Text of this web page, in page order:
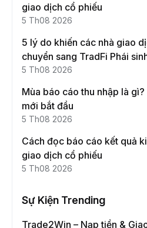
giao dịch cổ phiếu
5 Th08 2026
5 lý do khiến các nhà giao
chuyển sang TradFi Phái
5 Th08 2026
Mùa báo cáo thu nhập là
mới bắt đầu
5 Th08 2026
Cách đọc báo cáo kết quả
giao dịch cổ phiếu
5 Th08 2026
Sự Kiện Trending
Trade2Win – Nạp tiền &